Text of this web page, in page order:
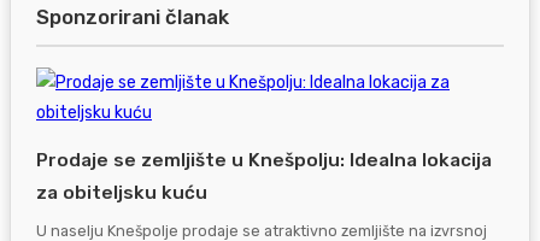
Sponzorirani članak
Prodaje se zemljište u Knešpolju: Idealna lokacija
za obiteljsku kuću
U naselju Knešpolje prodaje se atraktivno zemljište na izvrsnoj